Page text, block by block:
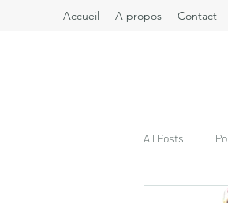
Accueil A propos Contact
All Posts